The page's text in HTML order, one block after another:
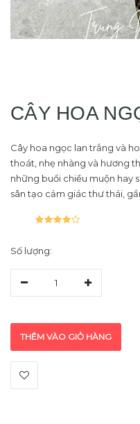
CÂY HOA
Cây hoa ngọc lan trắng và
thoát, nhẹ nhàng và hương
những buổi chiều muộn hay
sân tạo cảm giác thư thái,
Số lượng:
1
THÊM VÀO GIỎ HÀNG